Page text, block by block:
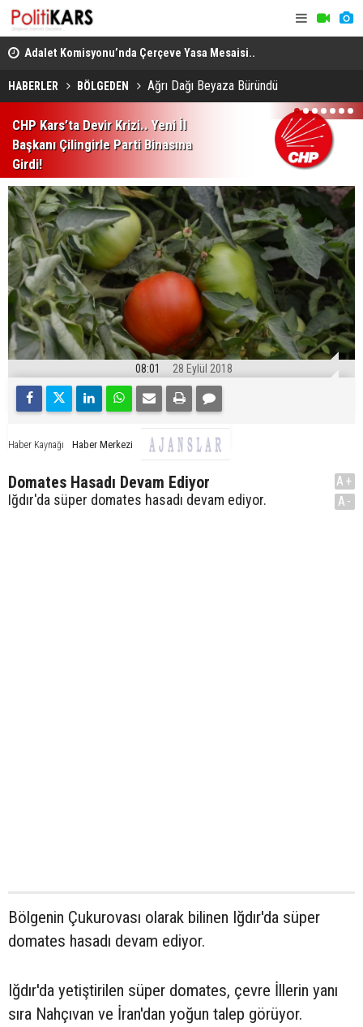
Adalet Komisyonu’nda Çerçeve Yasa Mesaisi..
Görüşmeler Tartışmalarla Başladı!
HABERLER BÖLGEDEN Ağrı Dağı Beyaza Büründü
CHP Kars’ta Devir Krizi.. Yeni İl
Başkanı Çilingirle Parti Binasına
Girdi!
1 2 3 4 5 6 7
08:01 28 Eylül 2018
Haber Kaynağı Haber Merkezi
Domates Hasadı Devam Ediyor
Iğdır'da süper domates hasadı devam ediyor.
A+
A-
Bölgenin Çukurovası olarak bilinen Iğdır'da süper
domates hasadı devam ediyor.
Iğdır'da yetiştirilen süper domates, çevre İllerin yanı
sıra Nahçıvan ve İran'dan yoğun talep görüyor.